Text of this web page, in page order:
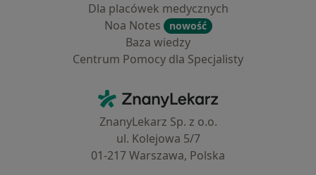
Dla placówek medycznych
Noa Notes
nowość
Baza wiedzy
Centrum Pomocy dla Specjalisty
ZnanyLekarz - Strona główna
ZnanyLekarz Sp. z o.o.
ul. Kolejowa 5/7
01-217 Warszawa, Polska